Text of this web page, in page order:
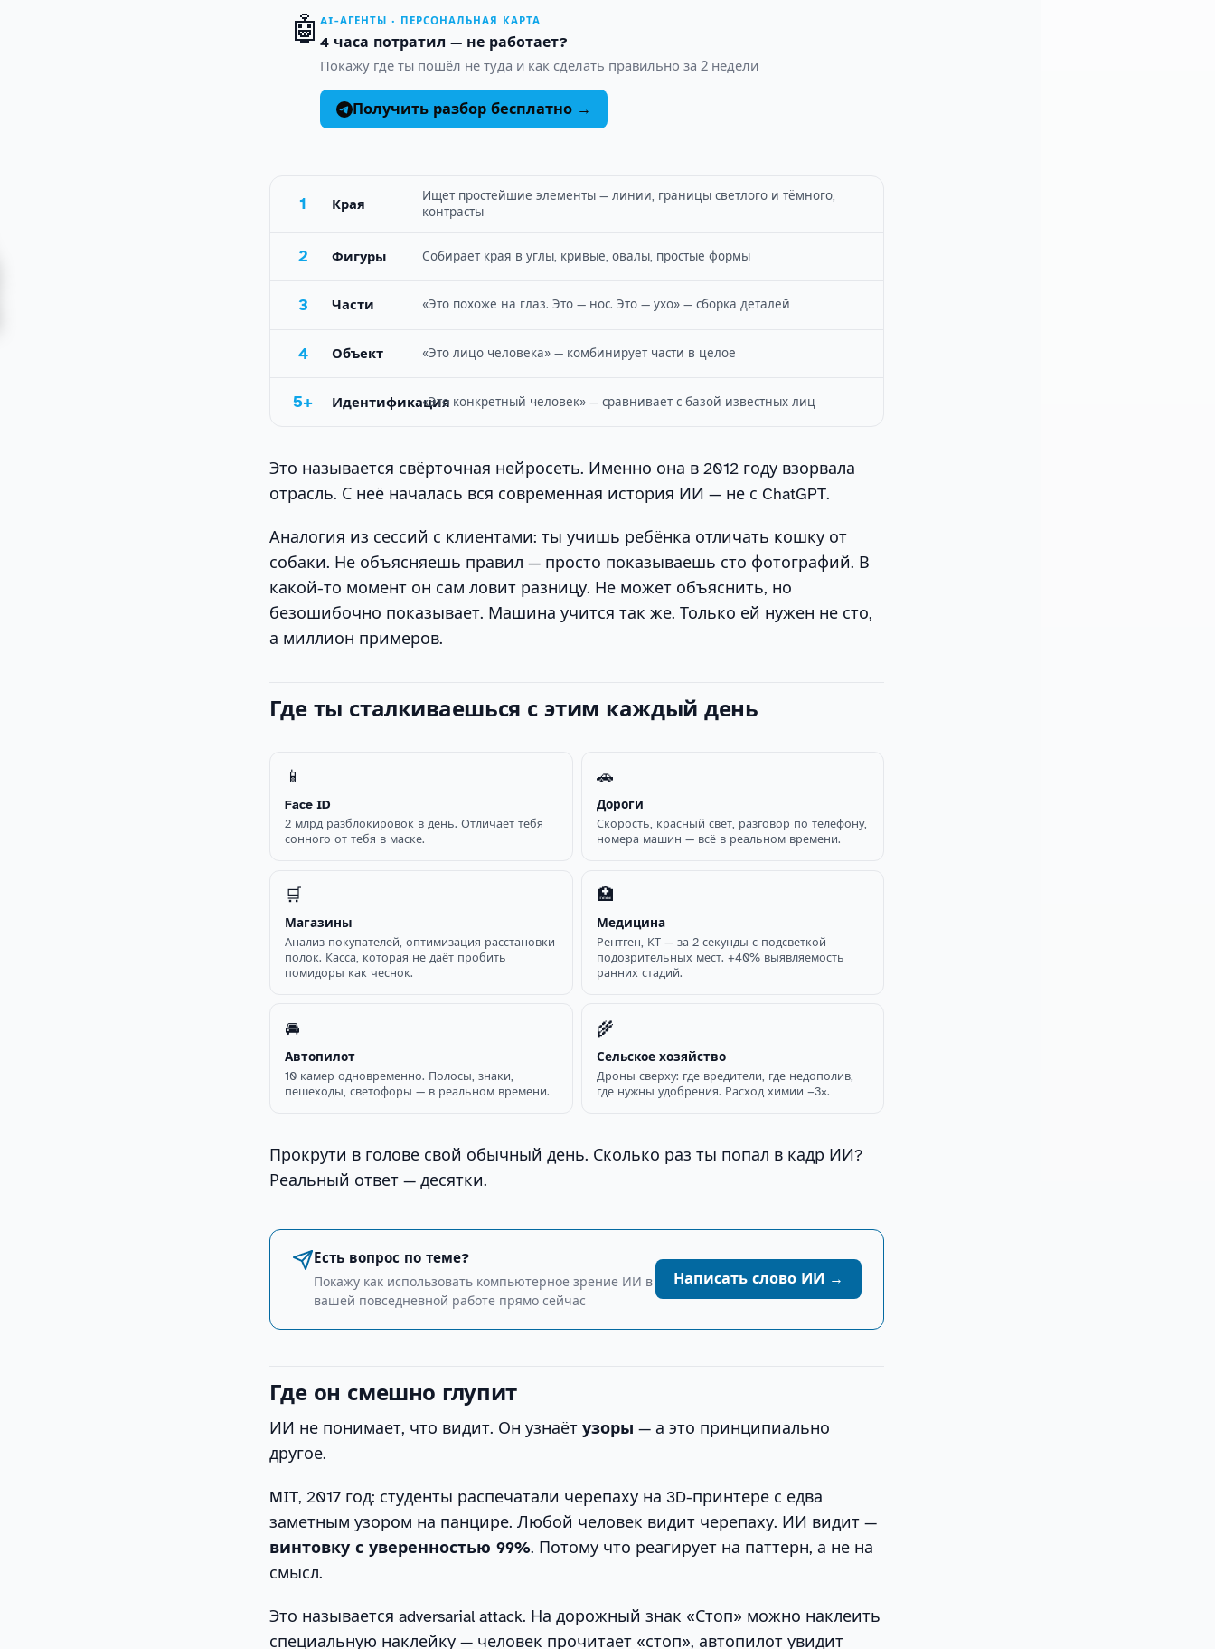
🤖AI-АГЕНТЫ · ПЕРСОНАЛЬНАЯ КАРТА
4 часа потратил — не работает?
Покажу где ты пошёл не туда и как сделать правильно за 2 недели
Получить разбор бесплатно →
1 Края
Ищет простейшие элементы — линии, границы светлого и тёмного,
контрасты
2 Фигуры Собирает края в углы, кривые, овалы, простые формы
3 Части «Это похоже на глаз. Это — нос. Это — ухо» — сборка деталей
4 Объект «Это лицо человека» — комбинирует части в целое
5+ Идентификация«Это конкретный человек» — сравнивает с базой известных лиц
Это называется свёрточная нейросеть. Именно она в 2012 году взорвала
отрасль. С неё началась вся современная история ИИ — не с ChatGPT.
Аналогия из сессий с клиентами: ты учишь ребёнка отличать кошку от
собаки. Не объясняешь правил — просто показываешь сто фотографий. В
какой-то момент он сам ловит разницу. Не может объяснить, но
безошибочно показывает. Машина учится так же. Только ей нужен не сто,
а миллион примеров.
Где ты сталкиваешься с этим каждый день
📱
Face ID
2 млрд разблокировок в день. Отличает тебя
сонного от тебя в маске.
🚗
Дороги
Скорость, красный свет, разговор по телефону,
номера машин — всё в реальном времени.
🛒
Магазины
Анализ покупателей, оптимизация расстановки
полок. Касса, которая не даёт пробить
помидоры как чеснок.
🏥
Медицина
Рентген, КТ — за 2 секунды с подсветкой
подозрительных мест. +40% выявляемость
ранних стадий.
🚘
Автопилот
10 камер одновременно. Полосы, знаки,
пешеходы, светофоры — в реальном времени.
🌾
Сельское хозяйство
Дроны сверху: где вредители, где недополив,
где нужны удобрения. Расход химии −3×.
Прокрути в голове свой обычный день. Сколько раз ты попал в кадр ИИ?
Реальный ответ — десятки.
Есть вопрос по теме?
Покажу как использовать компьютерное зрение ИИ в
вашей повседневной работе прямо сейчас
Написать слово ИИ →
Где он смешно глупит
ИИ не понимает, что видит. Он узнаётузоры — а это принципиально
другое.
MIT, 2017 год: студенты распечатали черепаху на 3D-принтере с едва
заметным узором на панцире. Любой человек видит черепаху. ИИ видит —
винтовку с уверенностью 99%. Потому что реагирует на паттерн, а не на
смысл.
Это называется adversarial attack. На дорожный знак «Стоп» можно наклеить
специальную наклейку — человек прочитает «стоп», автопилот увидит